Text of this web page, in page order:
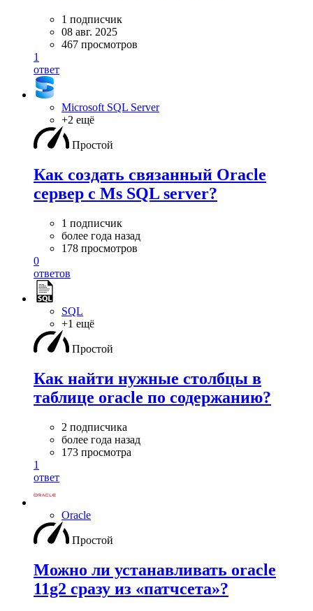
1 подписчик
08 авг. 2025
467 просмотров
1
ответ
Microsoft SQL Server
+2 ещё
Простой
Как создать связанный Oracle
сервер с Ms SQL server?
1 подписчик
более года назад
178 просмотров
0
ответов
SQL
+1 ещё
Простой
Как найти нужные столбцы в
таблице oracle по содержанию?
2 подписчика
более года назад
173 просмотра
1
ответ
Oracle
Простой
Можно ли устанавливать oracle
11g2 сразу из «патчсета»?